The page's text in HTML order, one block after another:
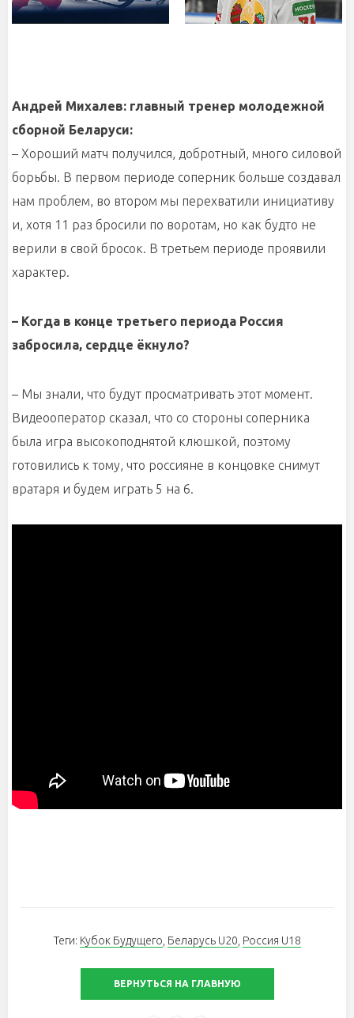
Андрей Михалев: главный тренер молодежной
сборной Беларуси:
– Хороший матч получился, добротный, много силовой
борьбы. В первом периоде соперник больше создавал
нам проблем, во втором мы перехватили инициативу
и, хотя 11 раз бросили по воротам, но как будто не
верили в свой бросок. В третьем периоде проявили
характер.
– Когда в конце третьего периода Россия
забросила, сердце ёкнуло?
– Мы знали, что будут просматривать этот момент.
Видеооператор сказал, что со стороны соперника
была игра высокоподнятой клюшкой, поэтому
готовились к тому, что россияне в концовке снимут
вратаря и будем играть 5 на 6.
Теги: Кубок Будущего Беларусь U20 Россия U18
ВЕРНУТЬСЯ НА ГЛАВНУЮ